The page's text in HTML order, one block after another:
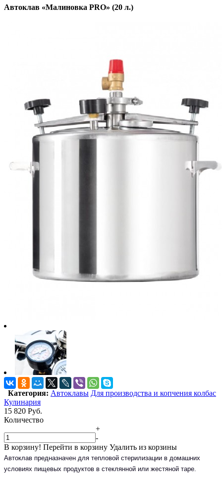
Автоклав «Малиновка PRO» (20 л.)
Категория: Автоклавы Для производства и копчения колбас
Кулинария
15 820 Руб.
Количество
+
-
В корзину! Перейти в корзину Удалить из корзины
Автоклав предназначен для тепловой стерилизации в домашних
условиях пищевых продуктов в стеклянной или жестяной таре.